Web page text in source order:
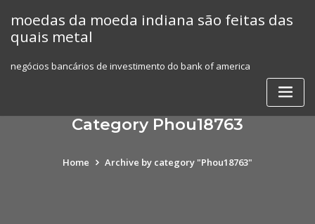
content
moedas da moeda indiana são feitas das
quais metal
negócios bancários de investimento do bank of america
Category Phou18763
Home Archive by category "Phou18763"